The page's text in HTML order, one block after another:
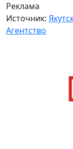
Реклама
Источник:
Агентство